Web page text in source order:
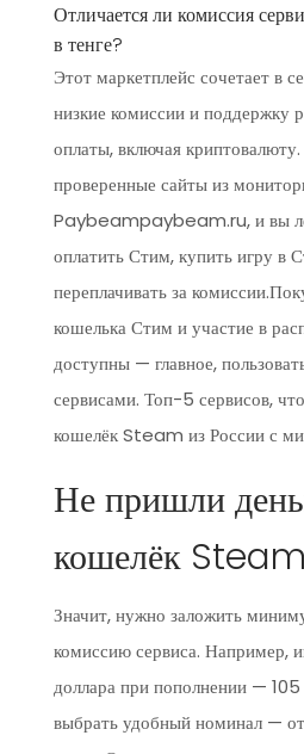
Отличается ли комиссия
в тенге?
Этот маркетплейс сочетает в
низкие комиссии и поддержку
оплаты, включая
проверенные сайты из
Paybeampaybeam.ru, и вы
оплатить Стим, купить игру в
переплачивать за
кошелька Стим и участие в
доступны — главное,
сервисами. Топ-5 сервисов,
кошелёк Steam из России с
Не пришли
кошелёк Steam
Значит, нужно заложить
комиссию сервиса. Например,
доллара при пополнении —
выбрать удобный номинал —